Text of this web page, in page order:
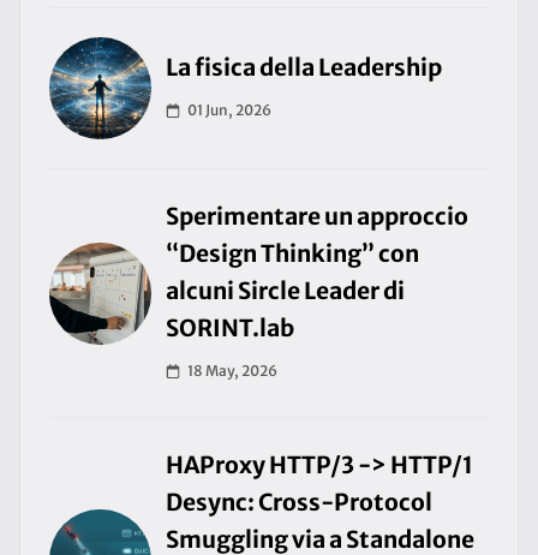
La fisica della Leadership
01 Jun, 2026
Sperimentare un approccio
“Design Thinking” con
alcuni Sircle Leader di
SORINT.lab
18 May, 2026
HAProxy HTTP/3 -> HTTP/1
Desync: Cross-Protocol
Smuggling via a Standalone